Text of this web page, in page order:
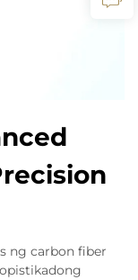
ng carbon fiber